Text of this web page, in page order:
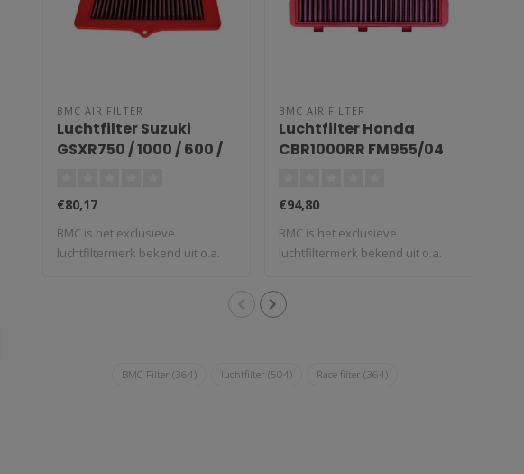
BMC AIR FILTER
Luchtfilter Suzuki
GSXR750 / 1000 / 600 /
€80,17
BMC is het exclusieve
luchtfiltermerk bekend uit o.a.
BMC AIR FILTER
Luchtfilter Honda
CBR1000RR FM955/04
€94,80
BMC is het exclusieve
luchtfiltermerk bekend uit o.a.
BMC Filter(364) luchtfilter(504) Race filter(364)